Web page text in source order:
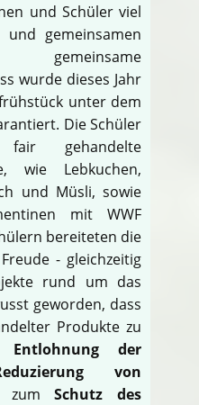
und Schüler viel
gemeinsamen
wurde dieses Jahr
unter dem
Die Schüler
gehandelte
wie Lebkuchen,
und Müsli, sowie
mit WWF
bereiteten die
- gleichzeitig
rund um das
geworden, dass
Produkte zu
Entlohnung der
von
zumSchutz des